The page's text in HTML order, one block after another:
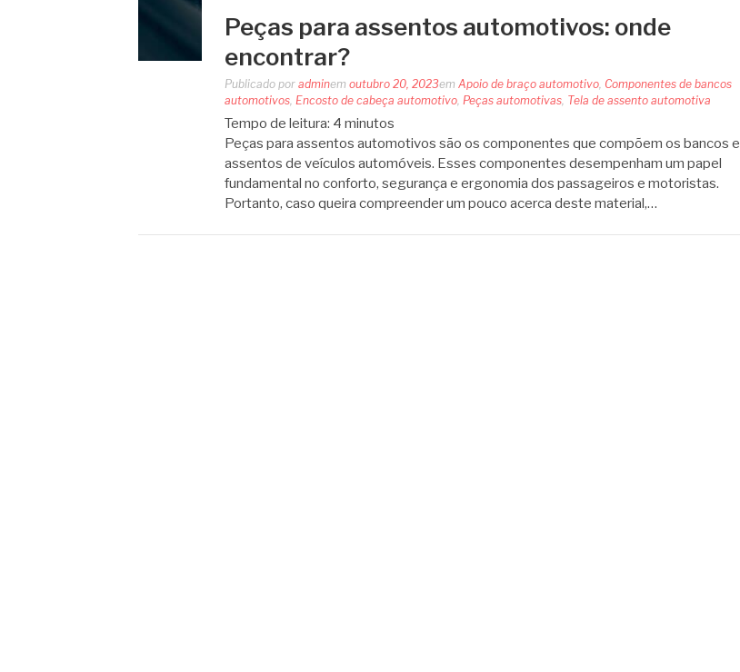
Peças para assentos automotivos: onde
encontrar?
Publicado por adminem outubro 20, 2023em Apoio de braço automotivo, Componentes de bancos
automotivos, Encosto de cabeça automotivo, Peças automotivas, Tela de assento automotiva
Tempo de leitura: 4 minutos
Peças para assentos automotivos são os componentes que compõem os bancos e
assentos de veículos automóveis. Esses componentes desempenham um papel
fundamental no conforto, segurança e ergonomia dos passageiros e motoristas.
Portanto, caso queira compreender um pouco acerca deste material,…